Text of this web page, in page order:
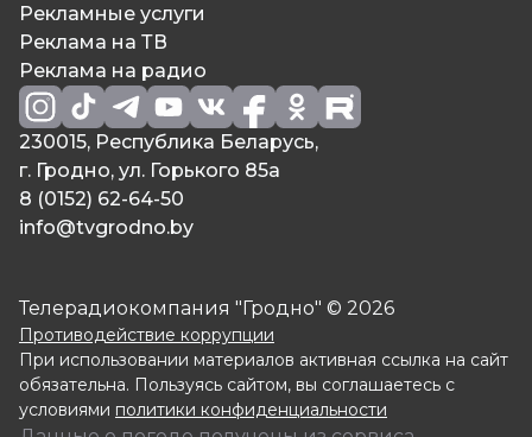
Рекламные услуги
Реклама на ТВ
Реклама на радио
230015, Республика Беларусь,
г. Гродно, ул. Горького 85а
8 (0152) 62-64-50
info@tvgrodno.by
Телерадиокомпания "Гродно" © 2026
Противодействие коррупции
При использовании материалов активная ссылка на сайт
обязательна. Пользуясь сайтом, вы соглашаетесь с
условиями политики конфиденциальности